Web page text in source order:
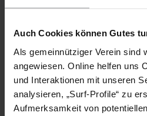
Auch Cookies können Gutes
Als gemeinnütziger Verein sind
angewiesen. Online helfen uns
und Interaktionen mit unseren
analysieren, „Surf-Profile“ zu
Aufmerksamkeit von
Bleib informiert
Header
Text
Abonniere den Amnesty-
für die Menschenrechte stark!
Vorname